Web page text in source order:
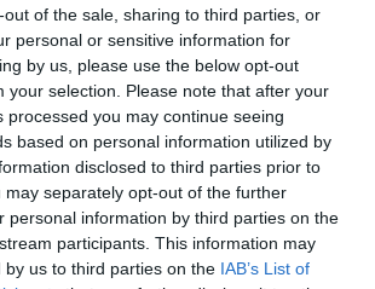
out of the sale, sharing to third parties, or
personal or sensitive information for
by us, please use the below opt-out
your selection. Please note that after your
processed you may continue seeing
based on personal information utilized by
disclosed to third parties prior to
may separately opt-out of the further
personal information by third parties on the
participants. This information may
by us to third parties on the IAB’s List of
les terrains de foot (infestés du
en Italie, France et Angleterre,
avec une certaine politique)
bataille de la seconde guerre
le sacrifice de milliers de soldats
contre les armées
à la victoire sans pouvoir, à
participer à la parade de libération